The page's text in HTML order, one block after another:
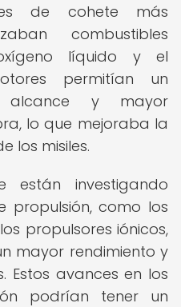
de cohete más
combustibles
líquido y el
permitían un
y mayor
lo que mejoraba la
los misiles.
están investigando
propulsión, como los
propulsores iónicos,
mayor rendimiento y
Estos avances en los
podrían tener un